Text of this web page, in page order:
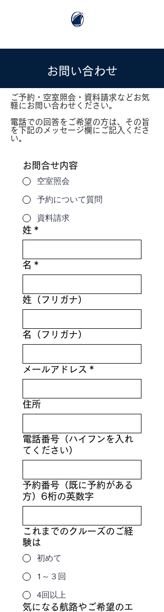
お問い合わせ
ご予約・空室照会・資料請求などお気
軽にお問い合わせください。
電話での回答をご希望の方は、その旨
を下記のメッセージ欄にご記入くださ
い。
お問合せ内容
空室照会
予約について質問
資料請求
姓 *
名 *
姓（フリガナ）
名（フリガナ）
メールアドレス *
住所
電話番号（ハイフンを入れ
てください）
予約番号（既に予約がある
方）6桁の英数字
これまでのクルーズのご経
験は
初めて
1～３回
4回以上
気になる航路やご希望のエ